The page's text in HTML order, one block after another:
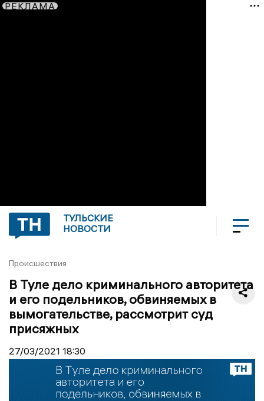
РЕКЛАМА
ТУЛЬСКИЕ
НОВОСТИ
Происшествия
В Туле дело криминального авторитета
и его подельников, обвиняемых в
вымогательстве, рассмотрит суд
присяжных
27/03/2021 18:30